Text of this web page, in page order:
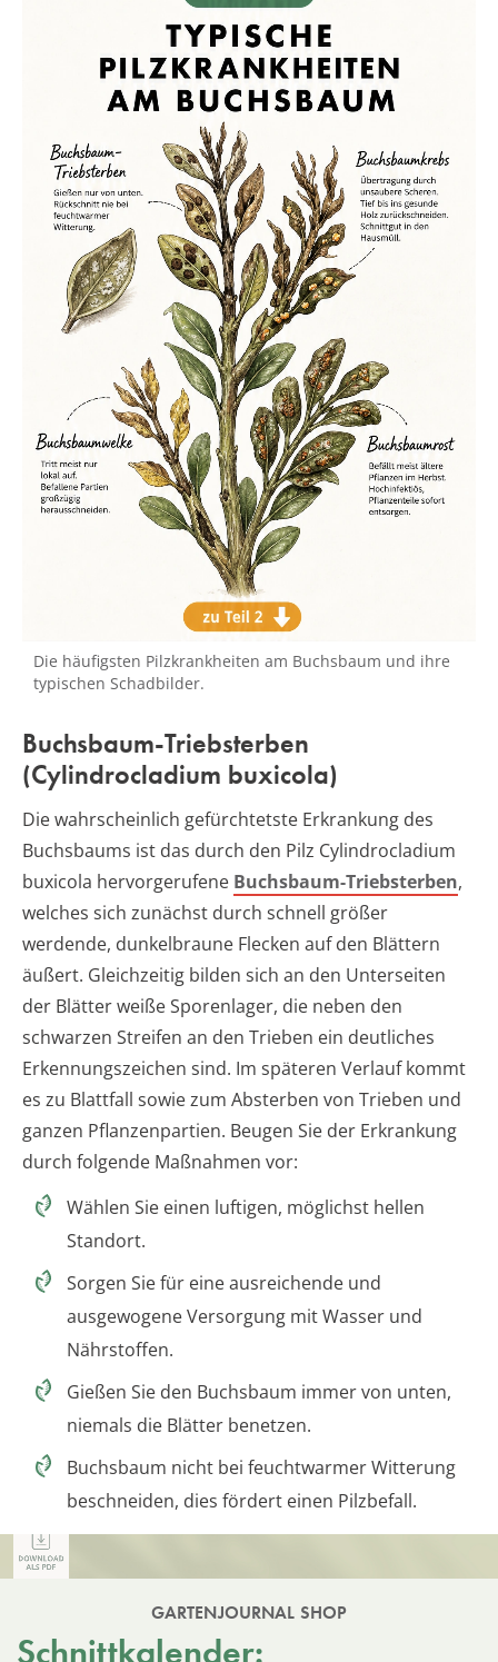
Die häufigsten Pilzkrankheiten am Buchsbaum und ihre
typischen Schadbilder.
Buchsbaum-Triebsterben
(Cylindrocladium buxicola)
Die wahrscheinlich gefürchtetste Erkrankung des
Buchsbaums ist das durch den Pilz Cylindrocladium
buxicola hervorgerufene Buchsbaum-Triebsterben,
welches sich zunächst durch schnell größer
werdende, dunkelbraune Flecken auf den Blättern
äußert. Gleichzeitig bilden sich an den Unterseiten
der Blätter weiße Sporenlager, die neben den
schwarzen Streifen an den Trieben ein deutliches
Erkennungszeichen sind. Im späteren Verlauf kommt
es zu Blattfall sowie zum Absterben von Trieben und
ganzen Pflanzenpartien. Beugen Sie der Erkrankung
durch folgende Maßnahmen vor:
Wählen Sie einen luftigen, möglichst hellen
Standort.
Sorgen Sie für eine ausreichende und
ausgewogene Versorgung mit Wasser und
Nährstoffen.
Gießen Sie den Buchsbaum immer von unten,
niemals die Blätter benetzen.
Buchsbaum nicht bei feuchtwarmer Witterung
beschneiden, dies fördert einen Pilzbefall.
GARTENJOURNAL SHOP
Schnittkalender: